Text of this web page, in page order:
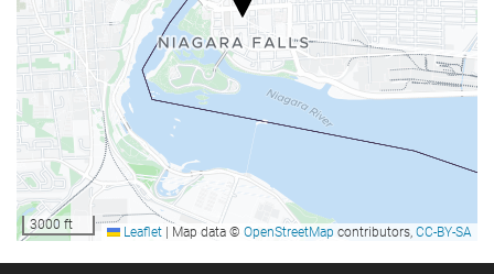
poggyászmegőrzés
Medence
Medence
Üzleti létesítmények
Business Center
3000 ft Leaflet | Map data © OpenStreetMap contributors, CC-BY-SA